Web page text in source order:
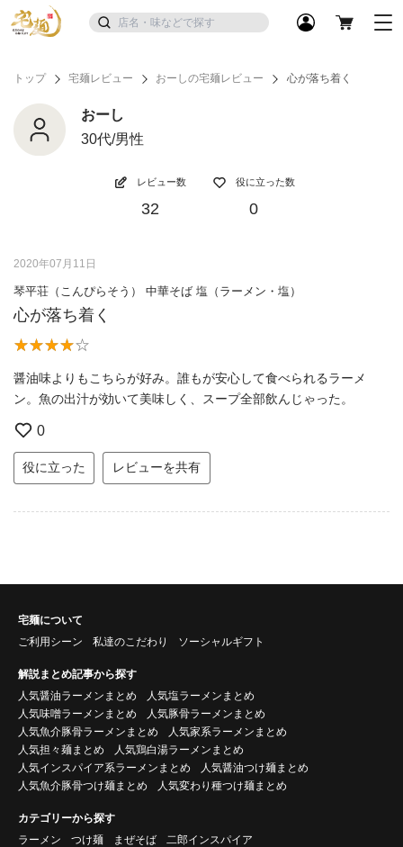
トップ 宅麺レビュー おーしの宅麺レビュー 心が落ち着く
おーし
30代/男性
レビュー数
32
役に立った数
0
2020年07月11日
琴平荘（こんぴらそう） 中華そば 塩（ラーメン・塩）
心が落ち着く
醤油味よりもこちらが好み。誰もが安心して食べられるラーメ
ン。魚の出汁が効いて美味しく、スープ全部飲んじゃった。
0
役に立った レビューを共有
宅麺について
ご利用シーン
私達のこだわり ソーシャルギフト
解説まとめ記事から探す
人気醤油ラーメンまとめ
人気塩ラーメンまとめ
人気味噌ラーメンまとめ
人気豚骨ラーメンまとめ
人気魚介豚骨ラーメンまとめ
人気家系ラーメンまとめ
人気担々麺まとめ
人気鶏白湯ラーメンまとめ
人気インスパイア系ラーメンまとめ
人気醤油つけ麺まとめ
人気魚介豚骨つけ麺まとめ
人気変わり種つけ麺まとめ
カテゴリーから探す
ラーメン
つけ麺 まぜそば
二郎インスパイア